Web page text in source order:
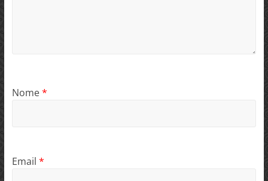
Nome*
Email *